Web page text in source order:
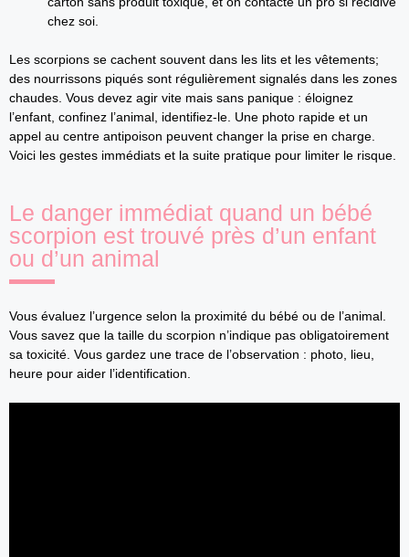
chez soi.
Les scorpions se cachent souvent dans les lits et les vêtements;
des nourrissons piqués sont régulièrement signalés dans les zones
chaudes. Vous devez agir vite mais sans panique : éloignez
l’enfant, confinez l’animal, identifiez-le. Une photo rapide et un
appel au centre antipoison peuvent changer la prise en charge.
Voici les gestes immédiats et la suite pratique pour limiter le risque.
Le danger immédiat quand un bébé
scorpion est trouvé près d’un enfant
ou d’un animal
Vous évaluez l’urgence selon la proximité du bébé ou de l’animal.
Vous savez que la taille du scorpion n’indique pas obligatoirement
sa toxicité. Vous gardez une trace de l’observation : photo, lieu,
heure pour aider l’identification.